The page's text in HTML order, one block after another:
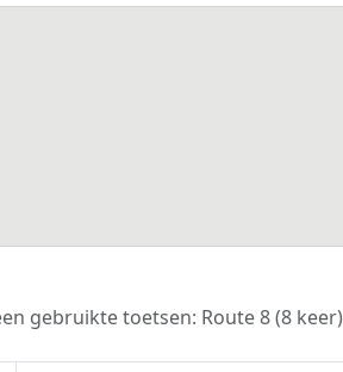
gebruikte toetsen: Route 8 (8 keer)